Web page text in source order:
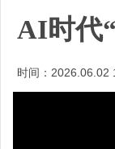
AI时代
时间： 2026.06.02